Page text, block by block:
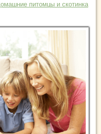
питомцы и скотинка